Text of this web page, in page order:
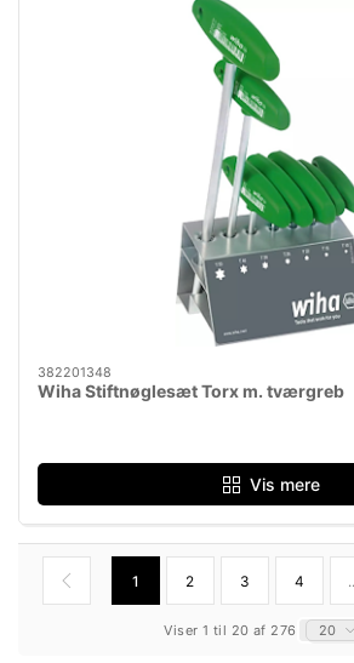
382201348
Wiha Stiftnøglesæt Torx m. tværgreb
Vis mere
1 2 3 4
Viser 1 til 20 af 276 20